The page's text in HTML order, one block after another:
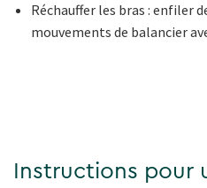
Réchauffer les bras : enfiler
mouvements de balancier
Instructions pour